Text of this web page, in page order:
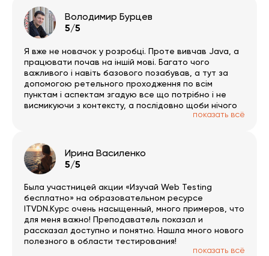
Володимир Бурцев
5/5
Я вже не новачок у розробці. Проте вивчав Java, а
працювати почав на іншій мові. Багато чого
важливого і навіть базового позабував, а тут за
допомогою ретельного проходження по всім
пунктам і аспектам згадую все що потрібно і не
висмикуючи з контексту, а послідовно щоби нічого
не пропустити. Тут дуже багато окремих гілок за
обмовки, але в цілому на якість це не впливає.
РАДЖУ!
показать всё
Ирина Василенко
5/5
Была участницей акции «Изучай Web Testing
бесплатно» на образовательном ресурсе
ITVDN.Курс очень насыщенный, много примеров, что
для меня важно! Преподаватель показал и
рассказал доступно и понятно. Нашла много нового
полезного в области тестирования!
показать всё